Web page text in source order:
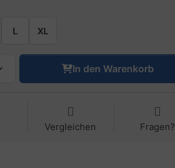
L XL
In den Warenkorb
Vergleichen Fragen?